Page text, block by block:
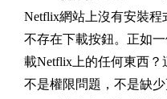
Netflix網站上沒有安裝程
不存在下載按鈕。正如
載Netflix上的任何東西
不是權限問題，不是缺